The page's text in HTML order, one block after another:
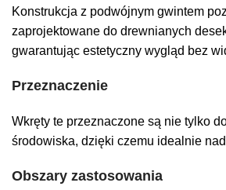
Konstrukcja z podwójnym gwintem
zaprojektowane do drewnianych
gwarantując estetyczny wygląd bez
Przeznaczenie
Wkręty te przeznaczone są nie tylko
środowiska, dzięki czemu idealnie
Obszary zastosowania